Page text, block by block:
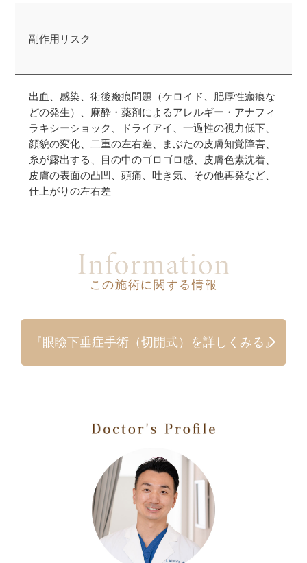
副作用リスク
出血、感染、術後瘢痕問題（ケロイド、肥厚性瘢痕な
どの発生）、麻酔・薬剤によるアレルギー・アナフィ
ラキシーショック、ドライアイ、一過性の視力低下、
顔貌の変化、二重の左右差、まぶたの皮膚知覚障害、
糸が露出する、目の中のゴロゴロ感、皮膚色素沈着、
皮膚の表面の凸凹、頭痛、吐き気、その他再発など、
仕上がりの左右差
この施術に関する情報
『眼瞼下垂症手術（切開式）を詳しくみる』